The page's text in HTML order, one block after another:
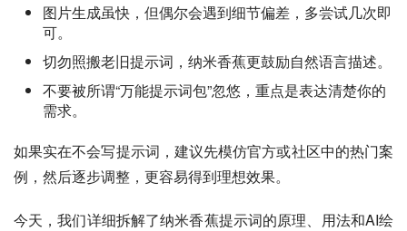
图片生成虽快，但偶尔会遇到细节偏差，多尝试几次即
可。
切勿照搬老旧提示词，纳米香蕉更鼓励自然语言描述。
不要被所谓“万能提示词包”忽悠，重点是表达清楚你的
需求。
如果实在不会写提示词，建议先模仿官方或社区中的热门案
例，然后逐步调整，更容易得到理想效果。
今天，我们详细拆解了纳米香蕉提示词的原理、用法和AI绘